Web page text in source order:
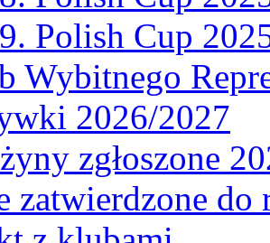
Polish Cup
Wybitnego
2026/2027
zgłoszone
zatwierdzone